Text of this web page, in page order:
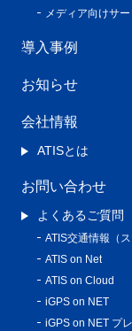
メディア向けサー
導入事例
お知らせ
会社情報
ATISとは
お問い合わせ
よくあるご質問
ATIS交通情報（ス
ATIS on Net
ATIS on Cloud
iGPS on NET
iGPS on NET プ